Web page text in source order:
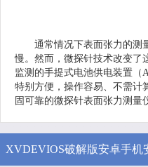
通常情况下表面张力的测量
慢。然而，微探针技术改
监测的手提式电池供电装置（
特别方便，操作容易、不需计
固可靠的微探针表面张力测量仪
XVDEVIOS破解版安卓手机